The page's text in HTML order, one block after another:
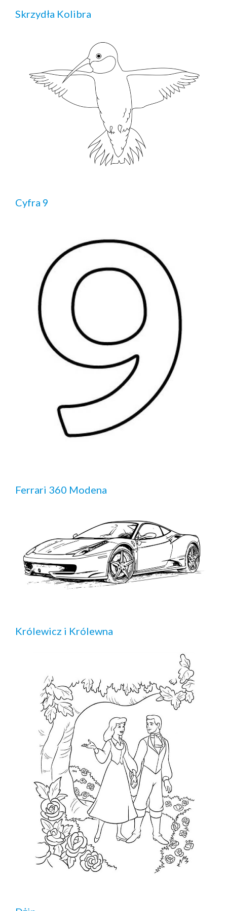
Skrzydła Kolibra
Cyfra 9
Ferrari 360 Modena
Królewicz i Królewna